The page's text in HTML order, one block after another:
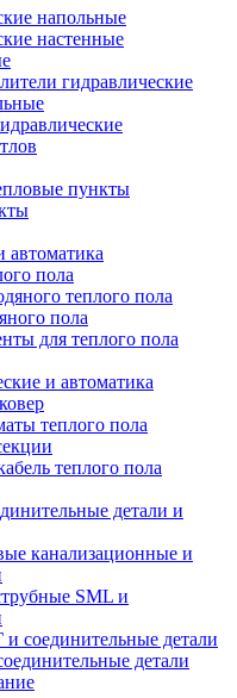
напольные
настенные
гидравлические
пункты
пола
теплого пола
пола
для теплого пола
и автоматика
теплого пола
теплого пола
детали и
канализационные и
SML и
соединительные детали
детали